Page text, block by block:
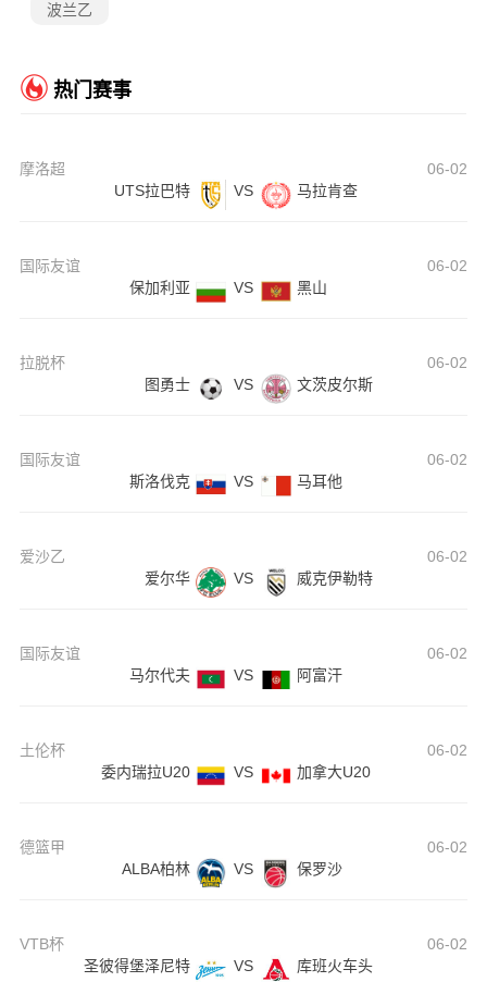
波兰乙
热门赛事
摩洛超
06-02
UTS拉巴特
VS 马拉肯查
国际友谊
06-02
保加利亚
VS 黑山
拉脱杯
06-02
图勇士
VS 文茨皮尔斯
国际友谊
06-02
斯洛伐克
VS 马耳他
爱沙乙
06-02
爱尔华
VS 威克伊勒特
国际友谊
06-02
马尔代夫
VS 阿富汗
土伦杯
06-02
委内瑞拉U20
VS 加拿大U20
德篮甲
06-02
ALBA柏林
VS 保罗沙
VTB杯
06-02
圣彼得堡泽尼特
VS 库班火车头